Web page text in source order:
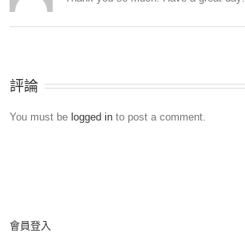
評論
You must be logged in to post a comment.
會員登入